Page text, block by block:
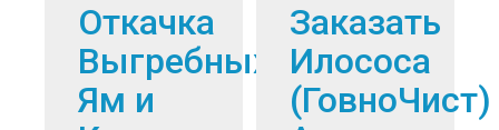
Откачка
Выгребных
Ям и
Заказать
Илососа
(ГовноЧист)